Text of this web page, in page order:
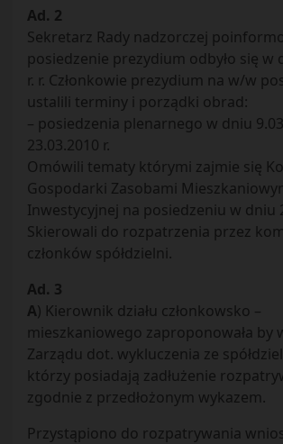
Ad. 2
Sekretarz Rady nadzorczej
posiedzenie prezydium odbyło się w
r. r. Członkowie prezydium na w/w
ustalili terminy i porządki obrad:
– posiedzenia plenarnego w dniu
23.03.2010 r.
Omówili tematy którymi zajmie się
Gospodarki Zasobami
Inwestycyjnej na posiedzeniu w dniu
Skierowali do rozpatrzenia przez
członków spółdzielni.
Ad. 3
A) Kierownik działu członkowsko –
mieszkaniowego zaproponowała by
Zarządu dot. wykluczenia ze
którzy posiadają zadłużenie
zgodnie z przedłożonym wykazem.
Przystąpiono do rozpatrywania